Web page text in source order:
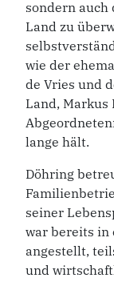
sondern auch
Land zu
wie der
de Vries und
Land, Markus
lange hält.
Döhring
seiner
war bereits in
angestellt,
und